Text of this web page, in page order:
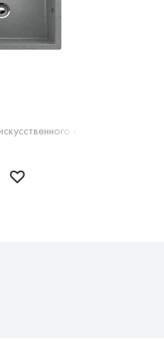
камня, 342